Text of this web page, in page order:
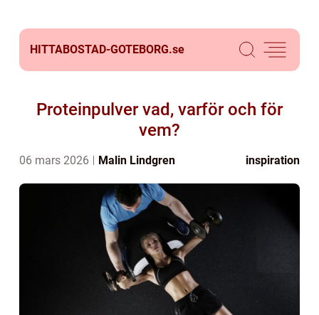
HITTABOSTAD-GOTEBORG.se
Proteinpulver vad, varför och för
vem?
06 mars 2026 Malin Lindgren inspiration